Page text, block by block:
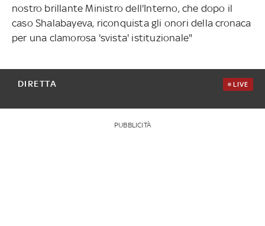
nostro brillante Ministro dell'Interno, che dopo il
caso Shalabayeva, riconquista gli onori della cronaca
per una clamorosa 'svista' istituzionale"
DIRETTA LIVE
PUBBLICITÀ